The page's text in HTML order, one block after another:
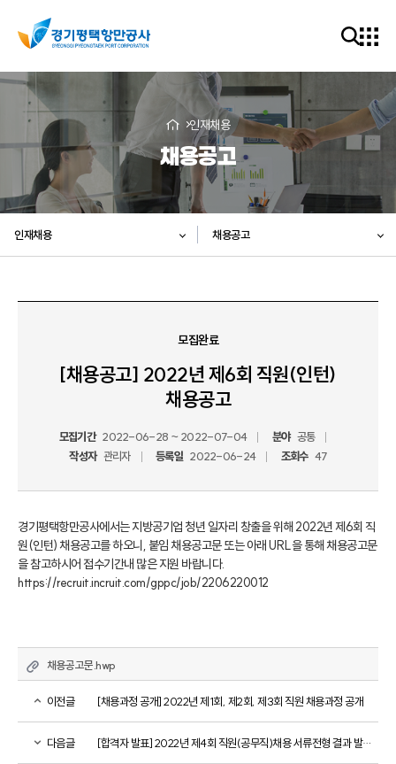
인재채용
채용공고
인재채용 채용공고
모집완료
[채용공고] 2022년 제6회 직원(인턴)
채용공고
모집기간 2022-06-28 ~ 2022-07-04 분야 공통
작성자 관리자 등록일 2022-06-24 조회수 47
경기평택항만공사에서는 지방공기업 청년 일자리 창출을 위해 2022년 제6회 직
원(인턴) 채용공고를 하오니, 붙임 채용공고문 또는 아래 URL을 통해 채용공고문
을 참고하시어 접수기간내 많은 지원 바랍니다.
https://recruit.incruit.com/gppc/job/2206220012
채용공고문.hwp
이전글 [채용과정 공개] 2022년 제1회, 제2회, 제3회 직원 채용과정 공개
다음글 [합격자 발표] 2022년 제4회 직원(공무직)채용 서류전형 결과 발표 안내